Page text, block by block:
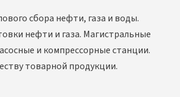
сбора нефти, газа и воды.
нефти и газа. Магистральные
и компрессорные станции.
товарной продукции.